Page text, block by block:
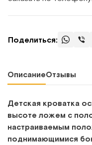
Поделиться:
ОписаниеОтзывы
Детская кроватка
высоте ложем с
настраиваемым
поднимающимися